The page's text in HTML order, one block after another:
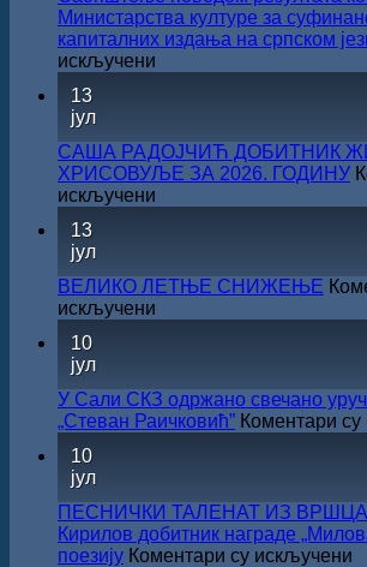
Министарства културе за
капиталних издања на српском
искључени
конкурса
Министарства
културе
за
издања
на
српском
13
јул
САША РАДОЈЧИЋ ДОБИТНИК
ХРИСОВУЉЕ ЗА 2026. ГОДИНУ
искључени
ЖИЧКЕ
ХРИСОВУЉЕ
ЗА
13
јул
ВЕЛИКО ЛЕТЊЕ СНИЖЕЊЕ
искључени
10
јул
У Сали СКЗ одржано свечано
„Стеван Раичковић” Коментари
10
јул
ПЕСНИЧКИ ТАЛЕНАТ ИЗ
Кирилов добитник награде
поезију Коментари су искључени